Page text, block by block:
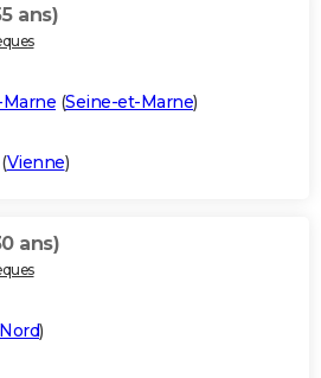
ans)
(Seine-et-Marne)
Vienne)
ans)
Nord)